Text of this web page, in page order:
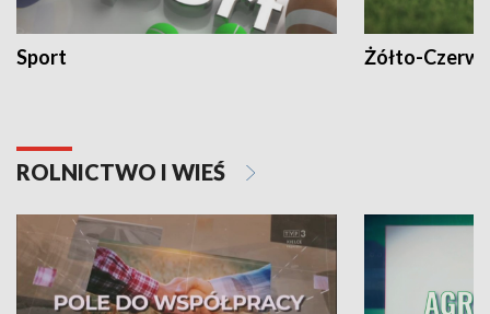
Sport Żółto-
ROLNICTWO I WIEŚ